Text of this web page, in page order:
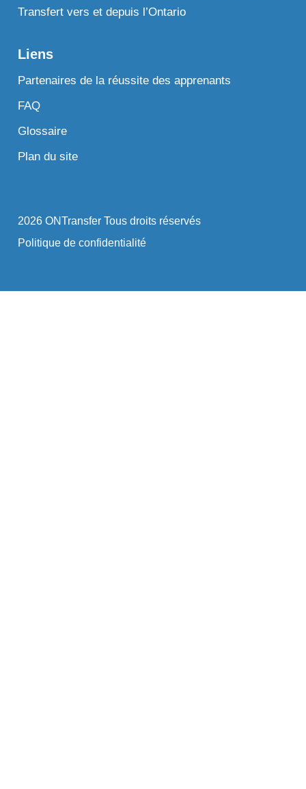
Transfert vers et depuis l’Ontario
Liens
Partenaires de la réussite des apprenants
FAQ
Glossaire
Plan du site
2026 ONTransfer Tous droits réservés
Politique de confidentialité